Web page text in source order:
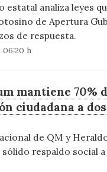
estatal analiza leyes
de Apertura
de respuesta.
06:20 h
mantiene 70%
ciudadana a
de QM y
respaldo social